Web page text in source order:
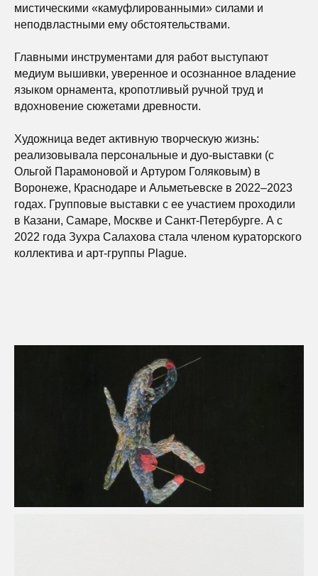
мистическими «камуфлированными» силами и
неподвластными ему обстоятельствами.
Главными инструментами для работ выступают
медиум вышивки, уверенное и осознанное владение
языком орнамента, кропотливый ручной труд и
вдохновение сюжетами древности.
Художница ведет активную творческую жизнь:
реализовывала персональные и дуо-выставки (с
Ольгой Парамоновой и Артуром Голяковым) в
Воронеже, Краснодаре и Альметьевске в 2022–2023
годах. Групповые выставки с ее участием проходили
в Казани, Самаре, Москве и Санкт-Петербурге. А с
2022 года Зухра Салахова стала членом кураторского
коллектива и арт-группы Plague.